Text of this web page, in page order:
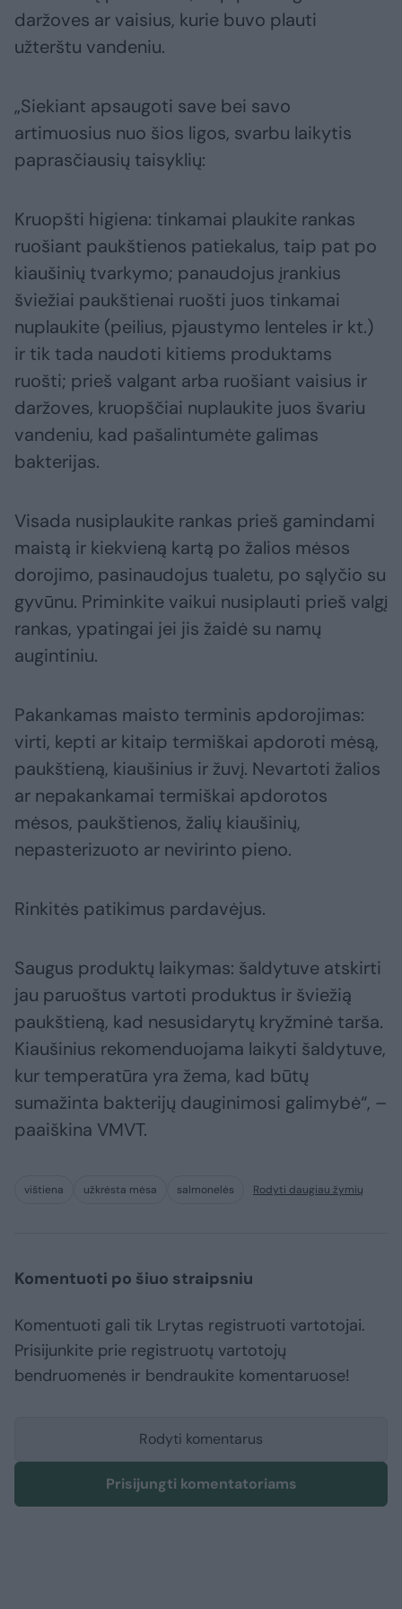
daržoves ar vaisius, kurie buvo plauti
užterštu vandeniu.
„Siekiant apsaugoti save bei savo
artimuosius nuo šios ligos, svarbu laikytis
paprasčiausių taisyklių:
Kruopšti higiena: tinkamai plaukite rankas
ruošiant paukštienos patiekalus, taip pat po
kiaušinių tvarkymo; panaudojus įrankius
šviežiai paukštienai ruošti juos tinkamai
nuplaukite (peilius, pjaustymo lenteles ir kt.)
ir tik tada naudoti kitiems produktams
ruošti; prieš valgant arba ruošiant vaisius ir
daržoves, kruopščiai nuplaukite juos švariu
vandeniu, kad pašalintumėte galimas
bakterijas.
Visada nusiplaukite rankas prieš gamindami
maistą ir kiekvieną kartą po žalios mėsos
dorojimo, pasinaudojus tualetu, po sąlyčio su
gyvūnu. Priminkite vaikui nusiplauti prieš valgį
rankas, ypatingai jei jis žaidė su namų
augintiniu.
Pakankamas maisto terminis apdorojimas:
virti, kepti ar kitaip termiškai apdoroti mėsą,
paukštieną, kiaušinius ir žuvį. Nevartoti žalios
ar nepakankamai termiškai apdorotos
mėsos, paukštienos, žalių kiaušinių,
nepasterizuoto ar nevirinto pieno.
Rinkitės patikimus pardavėjus.
Saugus produktų laikymas: šaldytuve atskirti
jau paruoštus vartoti produktus ir šviežią
paukštieną, kad nesusidarytų kryžminė tarša.
Kiaušinius rekomenduojama laikyti šaldytuve,
kur temperatūra yra žema, kad būtų
sumažinta bakterijų dauginimosi galimybė“, –
paaiškina VMVT.
vištiena užkrėsta mėsa salmonelės Rodyti daugiau žymių
Komentuoti po šiuo straipsniu
Komentuoti gali tik Lrytas registruoti vartotojai.
Prisijunkite prie registruotų vartotojų
bendruomenės ir bendraukite komentaruose!
Rodyti komentarus
Prisijungti komentatoriams